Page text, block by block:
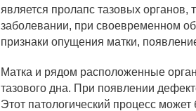
является пролапс тазовых
заболевании, при своевременном
признаки опущения матки,
Матка и рядом расположенные
тазового дна. При появлении
Этот патологический процесс